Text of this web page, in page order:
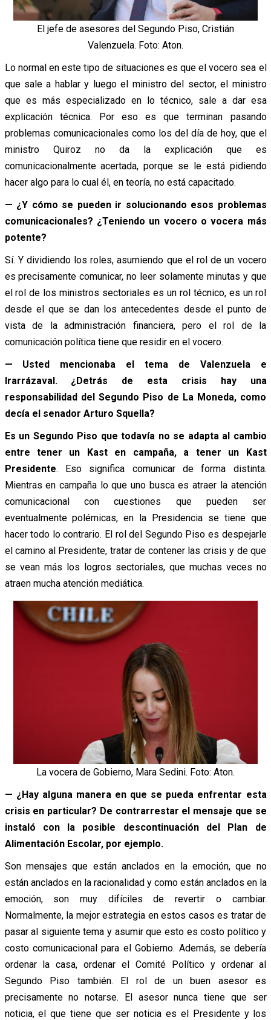
El jefe de asesores del Segundo Piso, Cristián
Valenzuela. Foto: Aton.
Lo normal en este tipo de situaciones es que el vocero sea el
que sale a hablar y luego el ministro del sector, el ministro
que es más especializado en lo técnico, sale a dar esa
explicación técnica.
Por eso es que terminan pasando
problemas comunicacionales como los del día de hoy, que el
ministro Quiroz no da la explicación que es
comunicacionalmente acertada, porque se le está pidiendo
hacer algo para lo cual él, en teoría, no está capacitado.
— ¿Y cómo se pueden ir solucionando esos problemas
comunicacionales? ¿Teniendo un vocero o vocera más
potente?
Sí. Y dividiendo los roles, asumiendo que el rol de un vocero
es precisamente comunicar, no leer solamente minutas y que
el rol de los ministros sectoriales es un rol técnico, es un rol
desde el que se dan los antecedentes desde el punto de
vista de la administración financiera, pero el rol de la
comunicación política tiene que residir en el vocero.
— Usted mencionaba el tema de Valenzuela e
Irarrázaval. ¿Detrás de esta crisis hay una
responsabilidad del Segundo Piso de La Moneda, como
decía el senador Arturo Squella?
Es un Segundo Piso que todavía no se adapta al cambio
entre tener un Kast en campaña, a tener un Kast
Presidente. Eso significa comunicar de forma distinta.
Mientras en campaña lo que uno busca es atraer la atención
comunicacional con cuestiones que pueden ser
eventualmente polémicas, en la Presidencia se tiene que
hacer todo lo contrario. El rol del Segundo Piso es despejarle
el camino al Presidente, tratar de contener las crisis y de que
se vean más los logros sectoriales, que muchas veces no
atraen mucha atención mediática.
La vocera de Gobierno, Mara Sedini. Foto: Aton.
— ¿Hay alguna manera en que se pueda enfrentar esta
crisis en particular? De contrarrestar el mensaje que se
instaló con la posible descontinuación del Plan de
Alimentación Escolar, por ejemplo.
Son mensajes que están anclados en la emoción, que no
están anclados en la racionalidad y como están anclados en la
emoción, son muy difíciles de revertir o cambiar.
Normalmente, la mejor estrategia en estos casos es tratar de
pasar al siguiente tema y asumir que esto es costo político y
costo comunicacional para el Gobierno. Además, se debería
ordenar la casa, ordenar el Comité Político y ordenar al
Segundo Piso también. El rol de un buen asesor es
precisamente no notarse. El asesor nunca tiene que ser
noticia, el que tiene que ser noticia es el Presidente y los